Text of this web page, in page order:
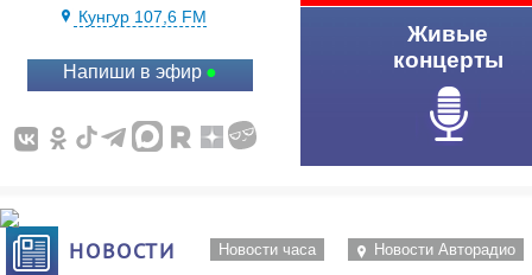
Кунгур 107,6 FM
Напиши в эфир
Живые
концерты
НОВОСТИ Новости часа Новости Авторадио